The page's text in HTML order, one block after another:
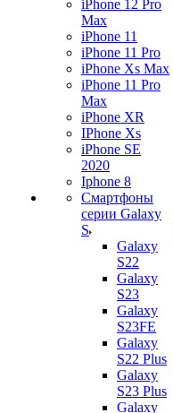
iPhone 12 Pro
Max
iPhone 11
iPhone 11 Pro
iPhone Xs Max
iPhone 11 Pro
Max
iPhone XR
IPhone Xs
iPhone SE
2020
Iphone 8
Смартфоны
серии Galaxy
S
Galaxy
S22
Galaxy
S23
Galaxy
S23FE
Galaxy
S22 Plus
Galaxy
S23 Plus
Galaxy